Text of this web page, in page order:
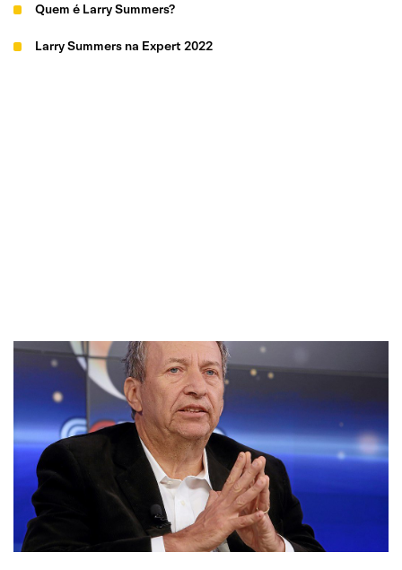
Quem é Larry Summers?
Larry Summers na Expert 2022